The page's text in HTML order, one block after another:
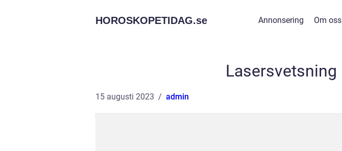
HOROSKOPETIDAG.se Annonsering Om oss
Lasersvetsning
15 augusti 2023 admin